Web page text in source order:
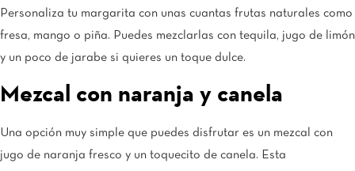
Personaliza tu margarita con unas cuantas frutas naturales como
fresa, mango o piña. Puedes mezclarlas con tequila, jugo de limón
y un poco de jarabe si quieres un toque dulce.
Mezcal con naranja y canela
Una opción muy simple que puedes disfrutar es un mezcal con
jugo de naranja fresco y un toquecito de canela. Esta